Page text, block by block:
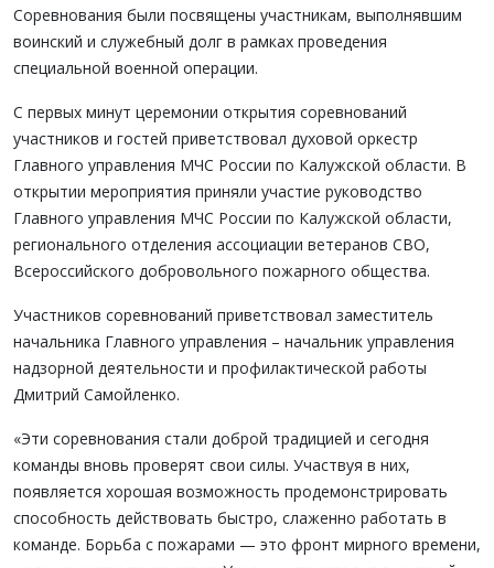
Соревнования были посвящены участникам, выполнявшим
воинский и служебный долг в рамках проведения
специальной военной операции.
С первых минут церемонии открытия соревнований
участников и гостей приветствовал духовой оркестр
Главного управления МЧС России по Калужской области. В
открытии мероприятия приняли участие руководство
Главного управления МЧС России по Калужской области,
регионального отделения ассоциации ветеранов СВО,
Всероссийского добровольного пожарного общества.
Участников соревнований приветствовал заместитель
начальника Главного управления – начальник управления
надзорной деятельности и профилактической работы
Дмитрий Самойленко.
«Эти соревнования стали доброй традицией и сегодня
команды вновь проверят свои силы. Участвуя в них,
появляется хорошая возможность продемонстрировать
способность действовать быстро, слаженно работать в
команде. Борьба с пожарами — это фронт мирного времени,